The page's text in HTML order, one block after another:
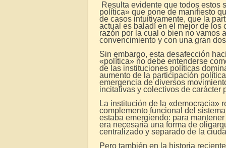
Resulta evidente que todos estos
política» que pone de manifiesto
de casos intuitivamente, que la
actual es baladí en el mejor de los
razón por la cual o bien no vamos
convencimiento y con una gran
Sin embargo, esta desafección
«política» no debe entenderse
de las instituciones políticas
aumento de la participación
emergencia de diversos
incitativas y colectivos de carácter
La institución de la «democracia»
complemento funcional del
estaba emergiendo: para
era necesaria una forma de
centralizado y separado de la
Pero también en la historia